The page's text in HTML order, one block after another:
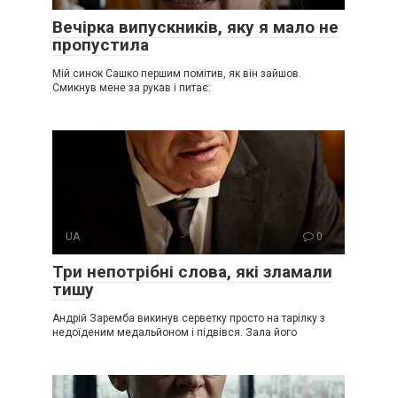
Вечірка випускників, яку я мало не
пропустила
Мій синок Сашко першим помітив, як він зайшов.
Смикнув мене за рукав і питає:
UA 0
Три непотрібні слова, які зламали
тишу
Андрій Заремба викинув серветку просто на тарілку з
недоїденим медальйоном і підвівся. Зала його